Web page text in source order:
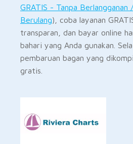
GRATIS - Tanpa Berlangganan
Berulang), coba layanan
transparan, dan bayar online
bahari yang Anda gunakan.
pembaruan bagan yang
gratis.